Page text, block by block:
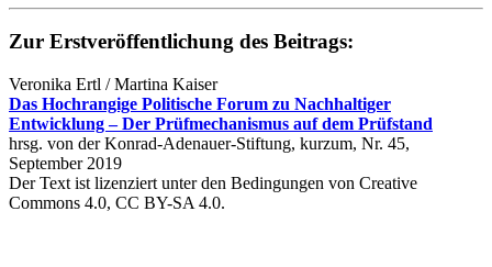
Zur Erstveröffentlichung des Beitrags:
Veronika Ertl / Martina Kaiser
Das Hochrangige Politische Forum zu Nachhaltiger
Entwicklung – Der Prüfmechanismus auf dem Prüfstand
hrsg. von der Konrad-Adenauer-Stiftung, kurzum, Nr. 45,
September 2019
Der Text ist lizenziert unter den Bedingungen von Creative
Commons 4.0, CC BY-SA 4.0.